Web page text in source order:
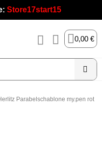
Store17start15
0,00 €
Parabelschablone my.pen rot